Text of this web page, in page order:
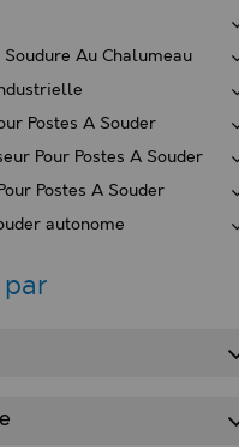
Soudure Au Chalumeau
Postes A Souder
Pour Postes A Souder
Postes A Souder
autonome